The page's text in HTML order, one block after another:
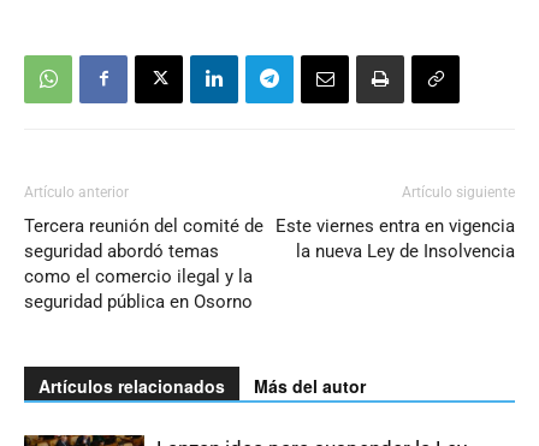
Artículo anterior
Tercera reunión del comité de
seguridad abordó temas
como el comercio ilegal y la
seguridad pública en Osorno
Artículo siguiente
Este viernes entra en vigencia
la nueva Ley de Insolvencia
Artículos relacionados Más del autor